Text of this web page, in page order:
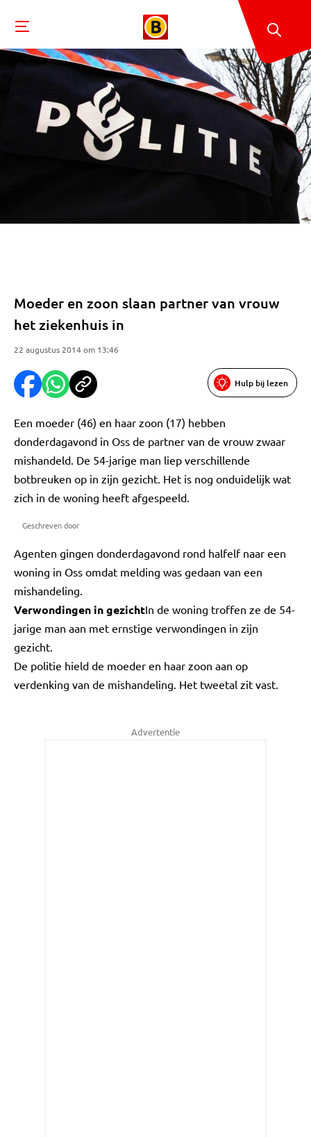
Moeder en zoon slaan partner van vrouw
het ziekenhuis in
22 augustus 2014 om 13:46
Hulp bij lezen
Een moeder (46) en haar zoon (17) hebben
donderdagavond in Oss de partner van de vrouw zwaar
mishandeld. De 54-jarige man liep verschillende
botbreuken op in zijn gezicht. Het is nog onduidelijk wat
zich in de woning heeft afgespeeld.
Geschreven door
Agenten gingen donderdagavond rond halfelf naar een
woning in Oss omdat melding was gedaan van een
mishandeling.
Verwondingen in gezichtIn de woning troffen ze de 54-
jarige man aan met ernstige verwondingen in zijn
gezicht.
De politie hield de moeder en haar zoon aan op
verdenking van de mishandeling. Het tweetal zit vast.
Advertentie